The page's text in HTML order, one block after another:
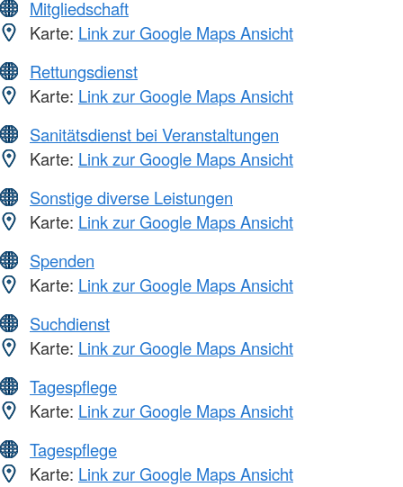
Mitgliedschaft
Karte: Link zur Google Maps Ansicht
Rettungsdienst
Karte: Link zur Google Maps Ansicht
Sanitätsdienst bei Veranstaltungen
Karte: Link zur Google Maps Ansicht
Sonstige diverse Leistungen
Karte: Link zur Google Maps Ansicht
Spenden
Karte: Link zur Google Maps Ansicht
Suchdienst
Karte: Link zur Google Maps Ansicht
Tagespflege
Karte: Link zur Google Maps Ansicht
Tagespflege
Karte: Link zur Google Maps Ansicht